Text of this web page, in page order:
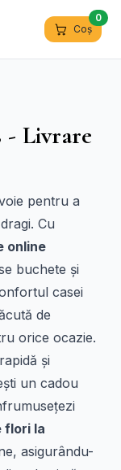
Coș
0
- Livrare
pentru a
Cu
online
buchete și
casei
de
orice ocazie.
rapidă și
un cadou
flori la
asigurându-